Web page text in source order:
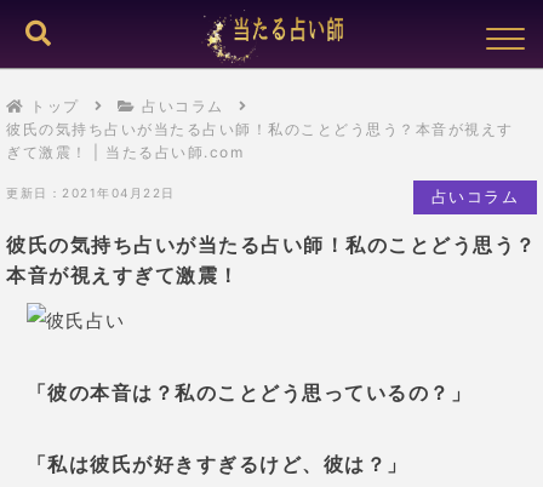
トップ
占いコラム
彼氏の気持ち占いが当たる占い師！私のことどう思う？本音が視えす
ぎて激震！ | 当たる占い師.com
更新日：2021年04月22日 占いコラム
彼氏の気持ち占いが当たる占い師！私のことどう思う？
本音が視えすぎて激震！
「彼の本音は？私のことどう思っているの？ 」
「私は彼氏が好きすぎるけど、彼は？」